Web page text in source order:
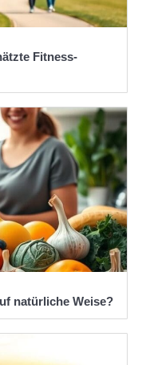
Fitness-
natürliche Weise?